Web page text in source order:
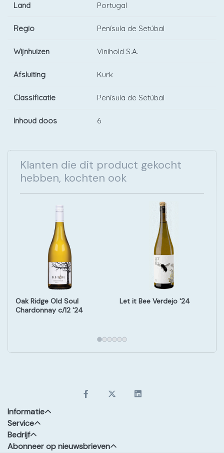
Land Portugal
Regio Penísula de Setúbal
Wijnhuizen Vinihold S.A.
Afsluiting Kurk
Classificatie Penísula de Setúbal
Inhoud doos 6
Klanten die dit product gekocht
hebben, kochten ook
Oak Ridge Old Soul
Chardonnay c/12 '24
Let it Bee Verdejo '24
Informatie
Service
Bedrijf
Abonneer op nieuwsbrieven